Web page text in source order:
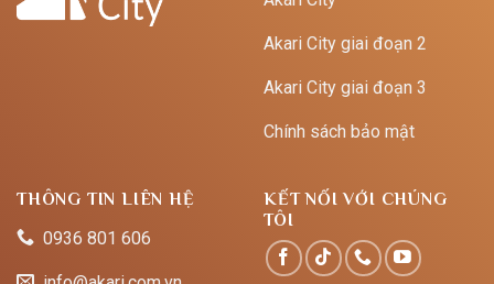
Akari City giai đoạn 2
Akari City giai đoạn 3
Chính sách bảo mật
THÔNG TIN LIÊN HỆ
0936 801 606
KẾT NỐI VỚI CHÚNG
TÔI